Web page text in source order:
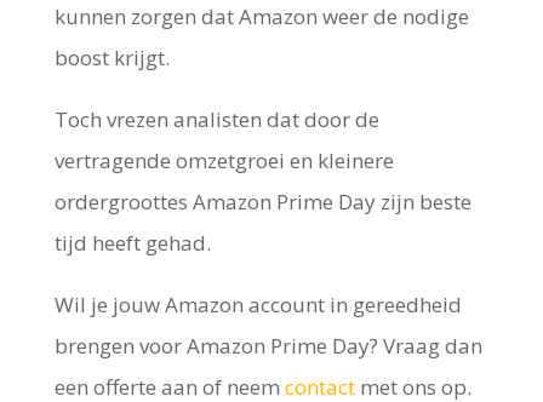
kunnen zorgen dat Amazon weer de nodige
boost krijgt.
Toch vrezen analisten dat door de
vertragende omzetgroei en kleinere
ordergroottes Amazon Prime Day zijn beste
tijd heeft gehad.
Wil je jouw Amazon account in gereedheid
brengen voor Amazon Prime Day? Vraag dan
een offerte aan of neem contactmet ons op.